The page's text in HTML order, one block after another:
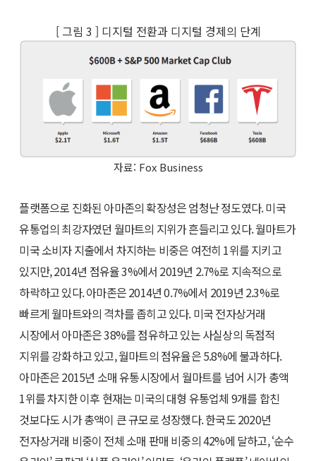
[ 그림 3 ] 디지털 전환과 디지털 경제의 단계
자료: Fox Business
플랫폼으로 진화된 아마존의 확장성은 엄청난 정도였다. 미국
유통업의 최강자였던 월마트의 지위가 흔들리고 있다. 월마트가
미국 소비자 지출에서 차지하는 비중은 여전히 1위를 지키고
있지만, 2014년 점유율 3%에서 2019년 2.7%로 지속적으로
하락하고 있다. 아마존은 2014년 0.7%에서 2019년 2.3%로
빠르게 월마트와의 격차를 좁히고 있다. 미국 전자상거래
시장에서 아마존은 38%를 점유하고 있는 사실상의 독점적
지위를 강화하고 있고, 월마트의 점유율은 5.8%에 불과하다.
아마존은 2015년 소매 유통시장에서 월마트를 넘어 시가 총액
1위를 차지한 이후 현재는 미국의 대형 유통업체 9개를 합친
것보다도 시가 총액이 큰 규모로 성장했다. 한국도 2020년
전자상거래 비중이 전체 소매 판매 비중의 42%에 달하고, ‘순수